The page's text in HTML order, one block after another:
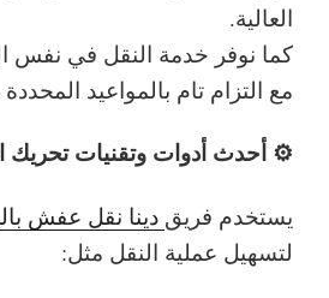
العالية.
كما نوفر خدمة النقل في نفس
مع التزام تام بالمواعيد
⚙️ أحدث أدوات وتقنيات تحريك
يستخدم فريق دينا نقل عفش
لتسهيل عملية النقل مثل: